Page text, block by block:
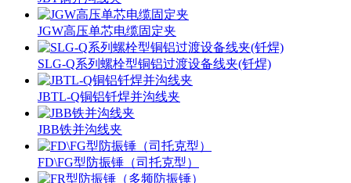
JGW高压单芯电缆固定夹
SLG-Q系列螺栓型铜铝过渡设备线夹(钎焊)
JBTL-Q铜铝钎焊并沟线夹
JBB铁并沟线夹
FD\FG型防振锤（司托克型）